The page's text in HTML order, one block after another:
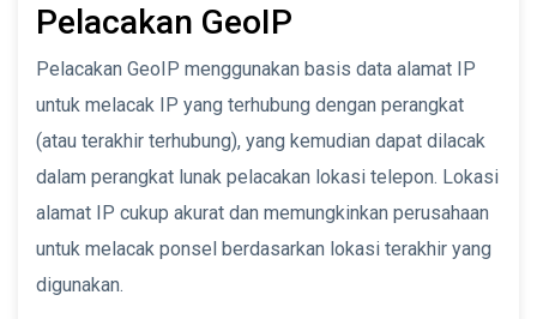
Pelacakan GeoIP
Pelacakan GeoIP menggunakan basis data alamat IP
untuk melacak IP yang terhubung dengan perangkat
(atau terakhir terhubung), yang kemudian dapat dilacak
dalam perangkat lunak pelacakan lokasi telepon. Lokasi
alamat IP cukup akurat dan memungkinkan perusahaan
untuk melacak ponsel berdasarkan lokasi terakhir yang
digunakan.